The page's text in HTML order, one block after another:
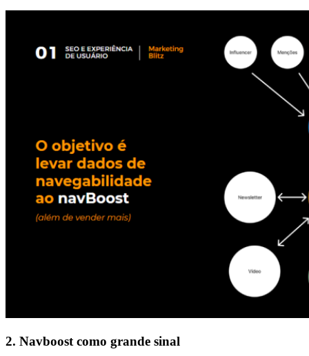
2. Navboost como grande sinal